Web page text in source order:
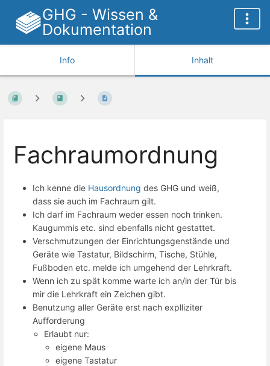
GHG - Wissen &
Dokumentation
Info Inhalt
Fachraumordnung
Ich kenne die Hausordnung des GHG und weiß,
dass sie auch im Fachraum gilt.
Ich darf im Fachraum weder essen noch trinken.
Kaugummis etc. sind ebenfalls nicht gestattet.
Verschmutzungen der Einrichtungsgenstände und
Geräte wie Tastatur, Bildschirm, Tische, Stühle,
Fußboden etc. melde ich umgehend der Lehrkraft.
Wenn ich zu spät komme warte ich an/in der Tür bis
mir die Lehrkraft ein Zeichen gibt.
Benutzung aller Geräte erst nach explliziter
Aufforderung
Erlaubt nur:
eigene Maus
eigene Tastatur